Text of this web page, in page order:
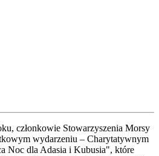
członkowie Stowarzyszenia Morsy
wydarzeniu – Charytatywnym
Noc dla Adasia i Kubusia", które